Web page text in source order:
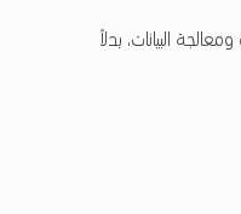
البيانات، بدلاً